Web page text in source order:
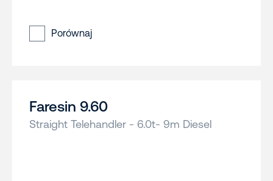
Porównaj
Faresin 9.60
Straight Telehandler - 6.0t- 9m Diesel